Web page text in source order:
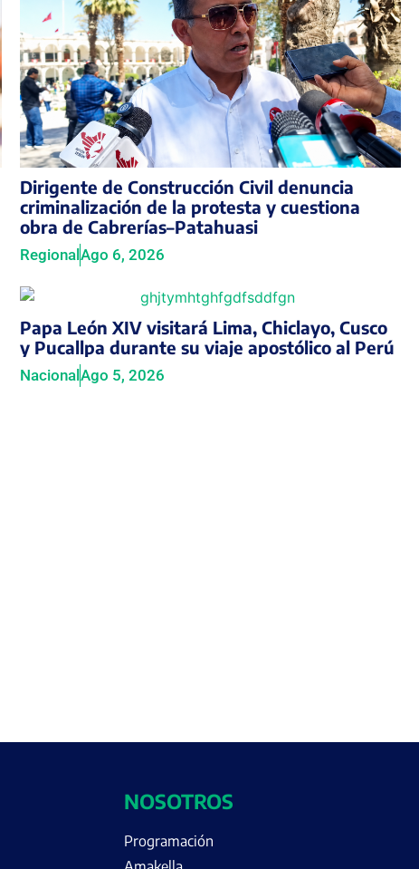
Dirigente de Construcción Civil denuncia
criminalización de la protesta y cuestiona
obra de Cabrerías–Patahuasi
RegionalAgo 6, 2026
Papa León XIV visitará Lima, Chiclayo, Cusco
y Pucallpa durante su viaje apostólico al Perú
NacionalAgo 5, 2026
NOSOTROS
Programación